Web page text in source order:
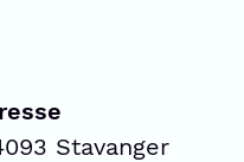
Stavanger